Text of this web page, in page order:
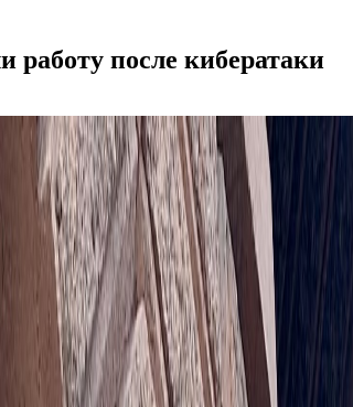
работу после кибератаки